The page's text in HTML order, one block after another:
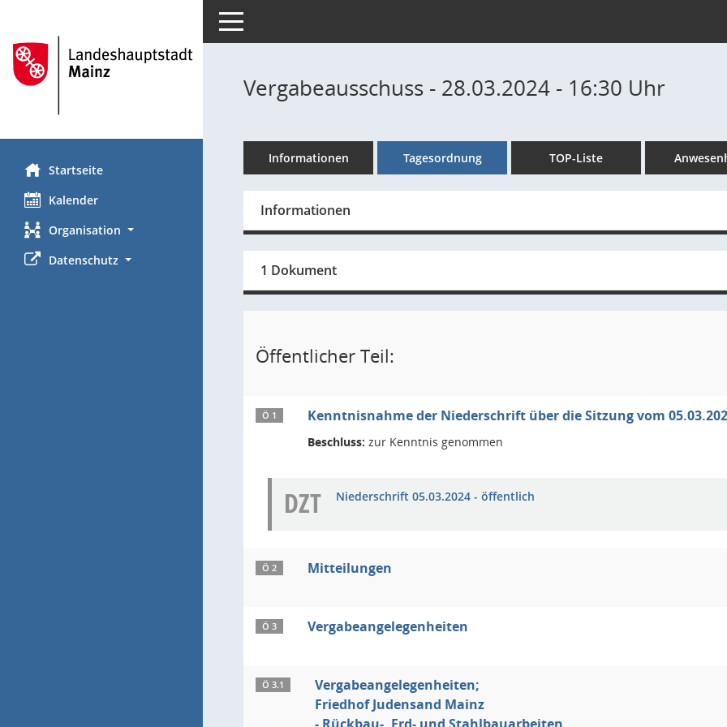
Startseite
Kalender
Organisation
Datenschutz
Toggle navigation
Vergabeausschuss - 28.03.2024 - 16:30 Uhr
Informationen Tagesordnung TOP-Liste
Informationen
1 Dokument
Öffentlicher Teil:
Ö 1 Kenntnisnahme der Niederschrift über die Sitzung vom
Beschluss: zur Kenntnis genommen
DZT Niederschrift 05.03.2024 - öffentlich
Ö 2 Mitteilungen
Ö 3 Vergabeangelegenheiten
Ö 3.1
Vergabeangelegenheiten;
Friedhof Judensand Mainz